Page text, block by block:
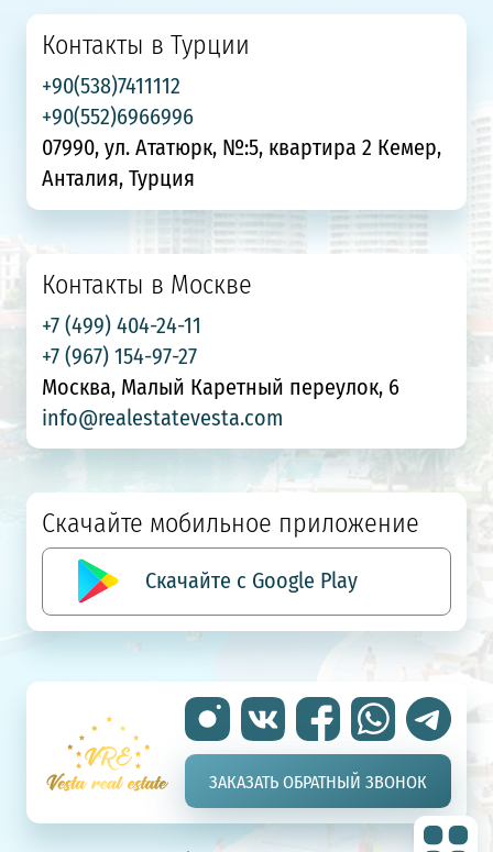
ЗАКАЗАТЬ ОБРАТНЫЙ ЗВОНОК
Контакты в Турции
+90(538)7411112
+90(552)6966996
07990, ул. Ататюрк, №:5, квартира 2 Кемер,
Анталия, Турция
Контакты в Москве
+7 (499) 404-24-11
+7 (967) 154-97-27
Москва, Малый Каретный переулок, 6
info@realestatevesta.com
Скачайте мобильное приложение
Скачайте с Google Play